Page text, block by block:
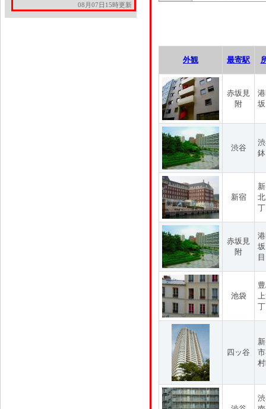
08月07日15時更新
外観 最寄駅
赤坂見
附
渋谷
新宿
赤坂見
附
目
池袋
四ッ谷